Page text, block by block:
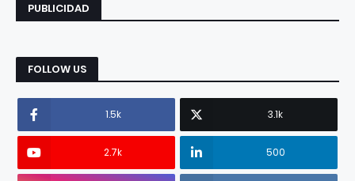
PUBLICIDAD
FOLLOW US
1.5k 3.1k
2.7k 500